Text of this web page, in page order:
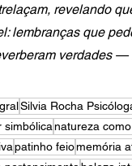
revelando
lembranças que
verdades —
Silvia Rocha
simbólicanatureza
patinho feiomemória